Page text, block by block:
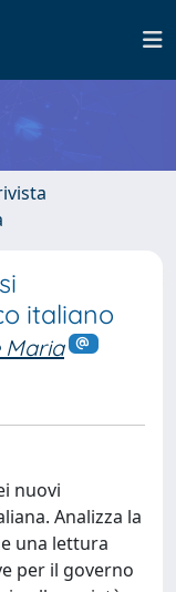
italiano
Maria
nuovi
Analizza la
una lettura
per il governo